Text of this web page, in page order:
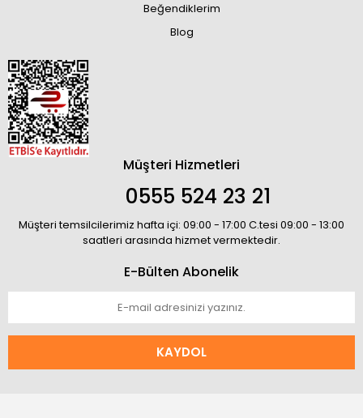
Beğendiklerim
Blog
Müşteri Hizmetleri
0555 524 23 21
Müşteri temsilcilerimiz hafta içi: 09:00 - 17:00 C.tesi 09:00 - 13:00
saatleri arasında hizmet vermektedir.
E-Bülten Abonelik
KAYDOL